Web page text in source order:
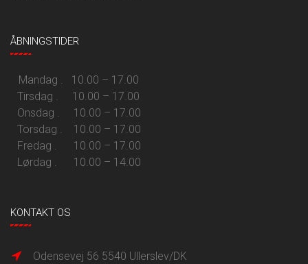
ÅBNINGSTIDER
Mandag . 10.00 – 17.00
Tirsdag . 10.00 – 17.00
Onsdag . 10.00 – 17.00
Torsdag . 10.00 – 17.00
Fredag . 10.00 – 17.00
Lørdag . 10.00 – 14.00
KONTAKT OS
Odensevej 56 5540 Ullerslev/DK